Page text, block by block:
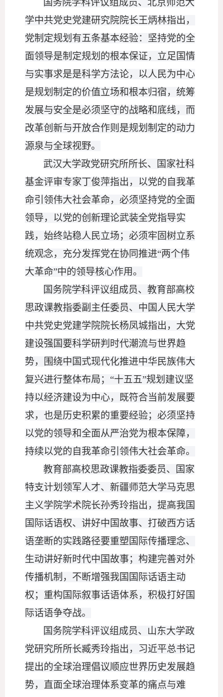
国务院学科评议组成员、北京师范大
学中共党史党建研究院院长王炳林指出，
党制定规划有五条基本经验：坚持党的全
面领导是制定规划的根本保证，立足国情
与实事求是是科学方法论，以人民为中心
是规划制定的价值立场和根本归宿，统筹
发展与安全是必须坚守的战略和底线，而
改革创新与开放合作则是规划制定的动力
源泉与全球视野。
武汉大学政党研究所所长、国家社科
基金评审专家丁俊萍指出，以党的自我革
命引领伟大社会革命，必须坚持党的全面
领导，以党的创新理论武装全党指导实
践，始终站稳人民立场；必须牢固树立系
统观念，充分发挥党在协同推进“两个伟
大革命”中的领导核心作用。
国务院学科评议组成员、教育部高校
思政课教指委副主任委员、中国人民大学
中共党史党建学院院长杨凤城指出，大党
建设强国要科学研判时代潮流与世界趋
势，围绕中国式现代化推进中华民族伟大
复兴进行整体布局； “十五五”规划建议坚
持以经济建设为中心，既符合当前发展要
求，也是历史积累的重要经验；必须坚持
以党的领导和全面从严治党为根本保障，
持续以党的自我革命引领伟大社会革命。
教育部高校思政课教指委委员、国家
特支计划领军人才、新疆师范大学马克思
主义学院学术院长孙秀玲指出，提高我国
国际话语权、讲好中国故事、打破西方话
语垄断的实践路径要重塑国际传播理念、
生动讲好新时代中国故事；构建完善对外
传播机制，不断增强我国国际话语主动
权；重构国际叙事话语体系，积极打好国
际话语争夺战。
国务院学科评议组成员、山东大学政
党研究所所长臧秀玲指出，习近平总书记
提出的全球治理倡议顺应世界历史发展趋
势，直面全球治理体系变革的痛点与难